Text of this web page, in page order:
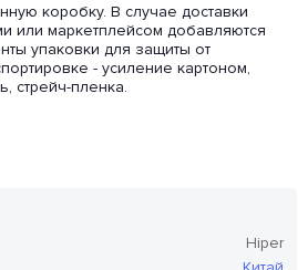
коробку. В случае доставки
или маркетплейсом добавляются
упаковки для защиты от
- усиление картоном,
стрейч-пленка.
Hiper